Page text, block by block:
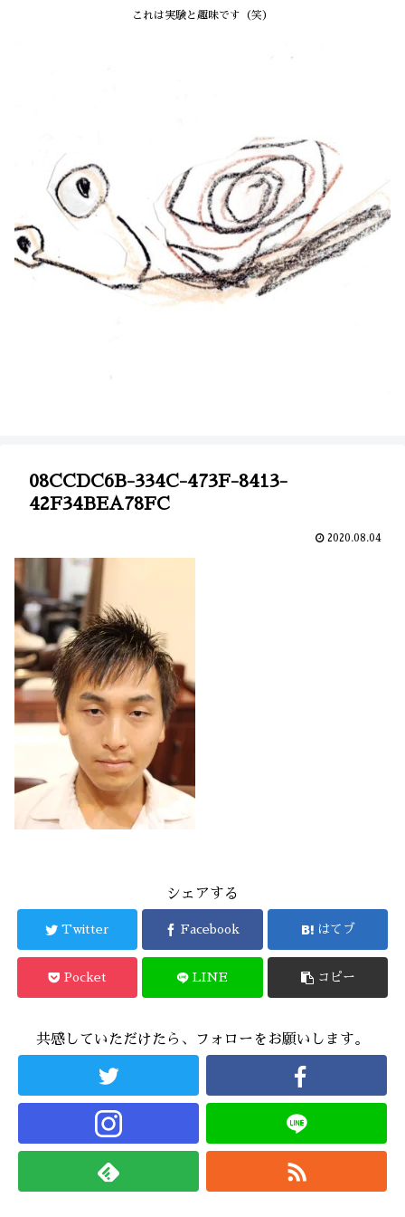
これは実験と趣味です（笑）
08CCDC6B-334C-473F-8413-
42F34BEA78FC
2020.08.04
シェアする
Twitter Facebook はてブ
Pocket LINE コピー
共感していただけたら、フォローをお願いします。